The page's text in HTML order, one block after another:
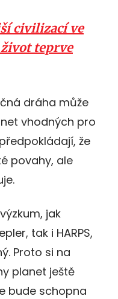
civilizací ve
teprve
dráha může
vhodných pro
že
povahy, ale
jak
tak i HARPS,
Proto si na
planet ještě
bude schopna